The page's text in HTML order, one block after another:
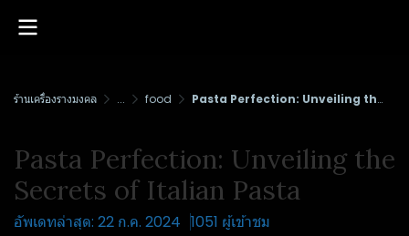
ร้านเครื่องรางมงคล ... food Pasta Perfection: Unveiling the Secrets of Italian Pasta
Pasta Perfection: Unveiling the
Secrets of Italian Pasta
อัพเดทล่าสุด: 22 ก.ค. 2024 1051 ผู้เข้าชม